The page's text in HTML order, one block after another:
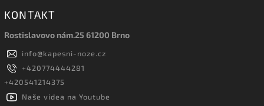
KONTAKT
Rostislavovo nám.25 61200 Brno
info@kapesni-noze.cz
+420774444281
+420541214375
Naše videa na Youtube